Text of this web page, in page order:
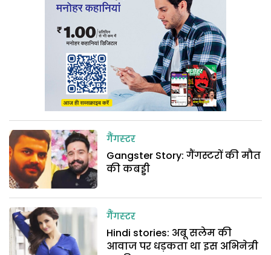
गैंगस्टर
Gangster Story: गैंगस्टरों की मौत
की कबड्डी
गैंगस्टर
Hindi stories: अबू सलेम की
आवाज पर धड़कता था इस अभिनेत्री